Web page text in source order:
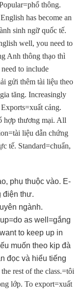
thông.
has become an
sinh ngữ quốc tế.
well, you need to
Anh thông thạo thì
to include
gửi thêm tài liệu theo
tăng. Increasingly
cảng.
hợp thương mại. All
liệu dẫn chứng
tế. Standard=chuẩn,
phụ thuộc vào. E-
điện thư.
ngành.
as well=gắng
to keep up in
muốn theo kịp đà
đọc và hiểu tiếng
rest of the class.=tôi
lớp. To export=xuất